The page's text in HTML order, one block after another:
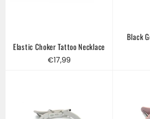
Elastic Choker Tattoo Necklace
Regular
€17,99
Black